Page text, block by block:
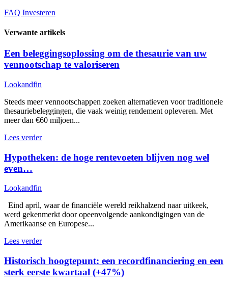
FAQ Investeren
Verwante artikels
Een beleggingsoplossing om de thesaurie van uw
vennootschap te valoriseren
Lookandfin
Steeds meer vennootschappen zoeken alternatieven voor traditionele
thesauriebeleggingen, die vaak weinig rendement opleveren. Met
meer dan €60 miljoen...
Lees verder
Hypotheken: de hoge rentevoeten blijven nog wel
even…
Lookandfin
Eind april, waar de financiële wereld reikhalzend naar uitkeek,
werd gekenmerkt door opeenvolgende aankondigingen van de
Amerikaanse en Europese...
Lees verder
Historisch hoogtepunt: een recordfinanciering en een
sterk eerste kwartaal (+47%)